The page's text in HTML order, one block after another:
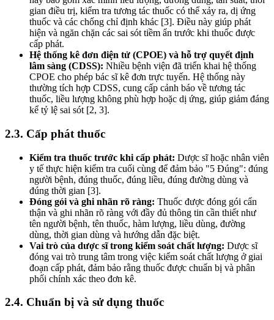
gian điều trị, kiểm tra tương tác thuốc có thể xảy ra, dị ứng
thuốc và các chống chỉ định khác [3]. Điều này giúp phát
hiện và ngăn chặn các sai sót tiềm ẩn trước khi thuốc được
cấp phát.
Hệ thống kê đơn điện tử (CPOE) và hỗ trợ quyết định
lâm sàng (CDSS): Nhiều bệnh viện đã triển khai hệ thống
CPOE cho phép bác sĩ kê đơn trực tuyến. Hệ thống này
thường tích hợp CDSS, cung cấp cảnh báo về tương tác
thuốc, liều lượng không phù hợp hoặc dị ứng, giúp giảm đáng
kể tỷ lệ sai sót [2, 3].
2.3. Cấp phát thuốc
Kiểm tra thuốc trước khi cấp phát: Dược sĩ hoặc nhân viên
y tế thực hiện kiểm tra cuối cùng để đảm bảo "5 Đúng": đúng
người bệnh, đúng thuốc, đúng liều, đúng đường dùng và
đúng thời gian [3].
Đóng gói và ghi nhãn rõ ràng: Thuốc được đóng gói cẩn
thận và ghi nhãn rõ ràng với đầy đủ thông tin cần thiết như
tên người bệnh, tên thuốc, hàm lượng, liều dùng, đường
dùng, thời gian dùng và hướng dẫn đặc biệt.
Vai trò của dược sĩ trong kiểm soát chất lượng: Dược sĩ
đóng vai trò trung tâm trong việc kiểm soát chất lượng ở giai
đoạn cấp phát, đảm bảo rằng thuốc được chuẩn bị và phân
phối chính xác theo đơn kê.
2.4. Chuẩn bị và sử dụng thuốc